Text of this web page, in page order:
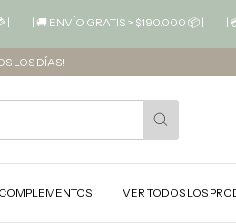
GRATIS > $190.000 📦 | | 💳 6
LOS DÍAS!
COMPLEMENTOS VER TODOS LOS